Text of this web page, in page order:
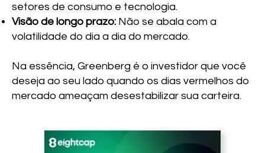
setores de consumo e tecnologia.
Visão de longo prazo: Não se abala com a
volatilidade do dia a dia do mercado.
Na essência, Greenberg é o investidor que você
deseja ao seu lado quando os dias vermelhos do
mercado ameaçam desestabilizar sua carteira.